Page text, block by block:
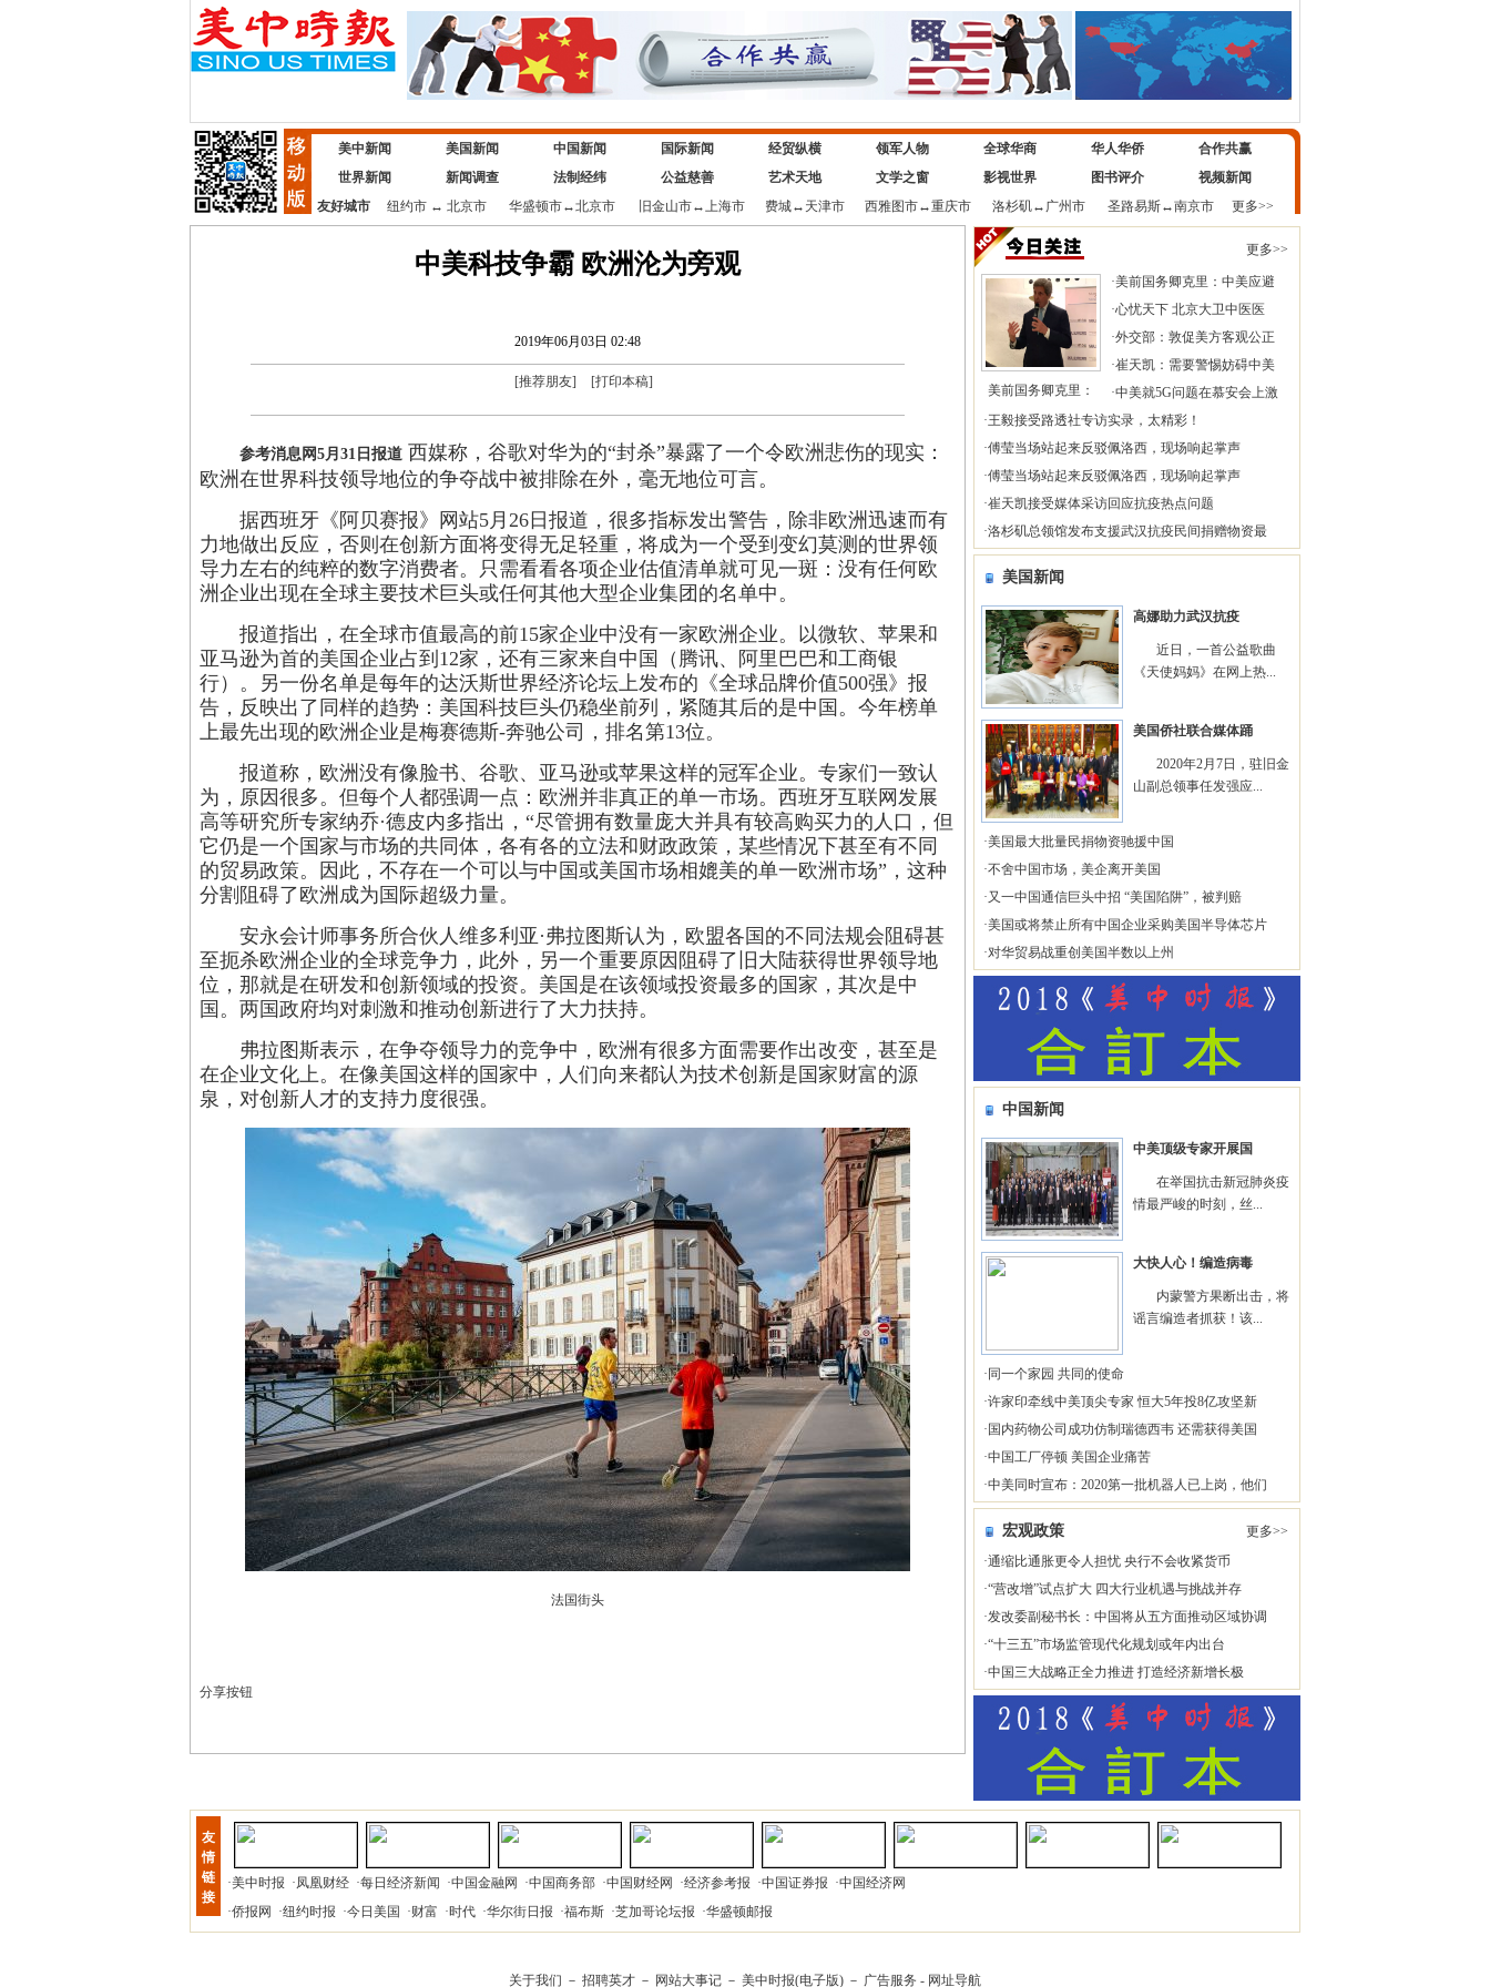
美中新闻 美国新闻 中国新闻 国际新闻 经贸纵横 领军人物 全球华商 华人华侨
合作共赢
世界新闻
新闻调查 法制经纬 公益慈善 艺术天地 文学之窗 影视世界 图书评介
视频新闻
友好城市
纽约市↔ 北京市 华盛顿市↔北京市 旧金山市↔上海市 费城↔ 天津市 西雅图市↔重庆市 洛杉矶↔ 广州市 圣路易斯↔南京市 更多>>
中美科技争霸 欧洲沦为旁观
2019年06月03日 02:48
[推荐朋友] [打印本稿]
参考消息网5月31日报道 西媒称，谷歌对华为的“封杀”暴露了一个令欧洲悲伤的现实：
欧洲在世界科技领导地位的争夺战中被排除在外，毫无地位可言。
据西班牙《阿贝赛报》网站5月26日报道，很多指标发出警告，除非欧洲迅速而有
力地做出反应，否则在创新方面将变得无足轻重，将成为一个受到变幻莫测的世界领
导力左右的纯粹的数字消费者。只需看看各项企业估值清单就可见一斑：没有任何欧
洲企业出现在全球主要技术巨头或任何其他大型企业集团的名单中。
报道指出，在全球市值最高的前15家企业中没有一家欧洲企业。以微软、苹果和
亚马逊为首的美国企业占到12家，还有三家来自中国（腾讯、阿里巴巴和工商银
行）。另一份名单是每年的达沃斯世界经济论坛上发布的《全球品牌价值500强》报
告，反映出了同样的趋势：美国科技巨头仍稳坐前列，紧随其后的是中国。今年榜单
上最先出现的欧洲企业是梅赛德斯-奔驰公司，排名第13位。
报道称，欧洲没有像脸书、谷歌、亚马逊或苹果这样的冠军企业。专家们一致认
为，原因很多。但每个人都强调一点：欧洲并非真正的单一市场。西班牙互联网发展
高等研究所专家纳乔·德皮内多指出，“尽管拥有数量庞大并具有较高购买力的人口，但
它仍是一个国家与市场的共同体，各有各的立法和财政政策，某些情况下甚至有不同
的贸易政策。因此，不存在一个可以与中国或美国市场相媲美的单一欧洲市场”，这种
分割阻碍了欧洲成为国际超级力量。
安永会计师事务所合伙人维多利亚·弗拉图斯认为，欧盟各国的不同法规会阻碍甚
至扼杀欧洲企业的全球竞争力，此外，另一个重要原因阻碍了旧大陆获得世界领导地
位，那就是在研发和创新领域的投资。美国是在该领域投资最多的国家，其次是中
国。两国政府均对刺激和推动创新进行了大力扶持。
弗拉图斯表示，在争夺领导力的竞争中，欧洲有很多方面需要作出改变，甚至是
在企业文化上。在像美国这样的国家中，人们向来都认为技术创新是国家财富的源
泉，对创新人才的支持力度很强。
法国街头
分享按钮
更多>>
美前国务卿克里：
·美前国务卿克里：中美应避
·心忧天下 北京大卫中医医
·外交部：敦促美方客观公正
·崔天凯：需要警惕妨碍中美
·中美就5G问题在慕安会上激
·王毅接受路透社专访实录，太精彩！
·傅莹当场站起来反驳佩洛西，现场响起掌声
·傅莹当场站起来反驳佩洛西，现场响起掌声
·崔天凯接受媒体采访回应抗疫热点问题
·洛杉矶总领馆发布支援武汉抗疫民间捐赠物资最
美国新闻
高娜助力武汉抗疫
近日，一首公益歌曲
《天使妈妈》在网上热...
美国侨社联合媒体踊
2020年2月7日，驻旧金
山副总领事任发强应...
·美国最大批量民捐物资驰援中国
·不舍中国市场，美企离开美国
·又一中国通信巨头中招 “美国陷阱”，被判赔
·美国或将禁止所有中国企业采购美国半导体芯片
·对华贸易战重创美国半数以上州
中国新闻
中美顶级专家开展国
在举国抗击新冠肺炎疫
情最严峻的时刻，丝...
大快人心！编造病毒
内蒙警方果断出击，将
谣言编造者抓获！该...
· 同一个家园 共同的使命
·许家印牵线中美顶尖专家 恒大5年投8亿攻坚新
· 国内药物公司成功仿制瑞德西韦 还需获得美国
·中国工厂停顿 美国企业痛苦
·中美同时宣布：2020第一批机器人已上岗，他们
宏观政策
更多>>
·通缩比通胀更令人担忧 央行不会收紧货币
·“营改增”试点扩大 四大行业机遇与挑战并存
·发改委副秘书长：中国将从五方面推动区域协调
·“十三五”市场监管现代化规划或年内出台
·中国三大战略正全力推进 打造经济新增长极
友
情
链
接
·美中时报 ·凤凰财经 ·每日经济新闻 ·中国金融网 ·中国商务部 ·中国财经网 ·经济参考报 ·中国证券报 ·中国经济网
·侨报网 ·纽约时报 ·今日美国 ·财富 ·时代 ·华尔街日报 ·福布斯 ·芝加哥论坛报 ·华盛顿邮报
关于我们 － 招聘英才 － 网站大事记 － 美中时报(电子版) － 广告服务 - 网址导航